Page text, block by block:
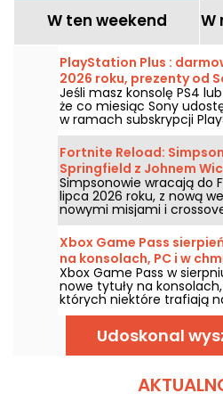
W ten weekend W
PlayStation Plus :
2026 roku, prezenty od
warto przegapić
Jeśli masz konsolę PS4
że co miesiąc Sony
w ramach subskrypcji
zatem, jakie darmowe
sierpniu 2026 roku?
gier na ten miesiąc.
Fortnite Reload:
Springfield z Johnem
Simpsonowie wracają do
lipca 2026 roku, z nową
nowymi misjami i
Wickiem. Aktualizacja
ikonicznych miejsc,
słynnego zabójcy i nowe
Xbox Game Pass
na konsolach, PC i w
Xbox Game Pass w
nowe tytuły na
których niektóre trafiają
dniu premiery. Oto
które Microsoft
Udoskonal